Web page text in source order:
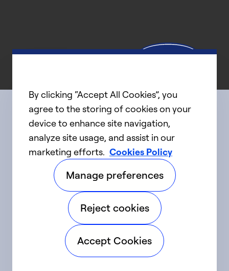
Connect with us
linkedIntwitter facebookyoutube
©2025 Carrier. Tous droits réservés.
Accessibilité Avis sur la confidentialité
Conditions d'utilisation Parlez fort
By clicking “Accept All Cookies”, you
agree to the storing of cookies on your
device to enhance site navigation,
analyze site usage, and assist in our
marketing efforts. Cookies Policy
Manage preferences
Reject cookies
Accept Cookies